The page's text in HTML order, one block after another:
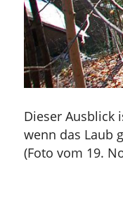
Dieser Ausblick
wenn das Laub
(Foto vom 19.